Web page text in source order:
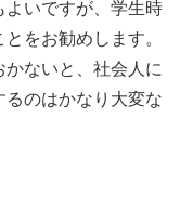
よいですが、学生時
をお勧めします。
ないと、社会人に
のはかなり大変な